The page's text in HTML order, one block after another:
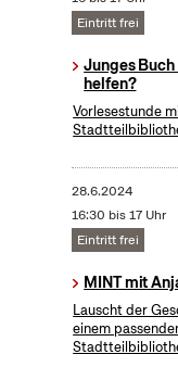
Eintritt frei
Junges
helfen?
Vorlesestunde
28.6.2024
16:30 bis 17 Uhr
Eintritt frei
MINT mit
Lauscht der
einem